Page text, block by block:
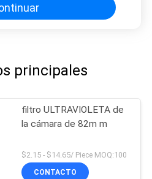
principales
filtro ULTRAVIOLETA de
la cámara de 82m m
$2.15 - $14.65/ Piece MOQ:100
CONTACTO